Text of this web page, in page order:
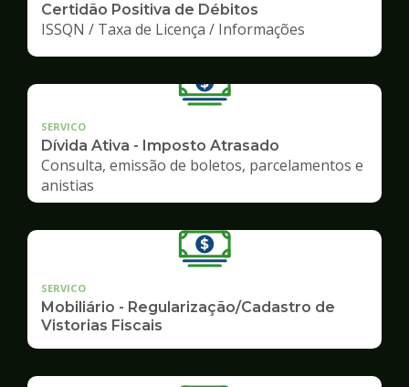
Certidão Positiva de Débitos
ISSQN / Taxa de Licença / Informações
SERVICO
Dívida Ativa - Imposto Atrasado
Consulta, emissão de boletos, parcelamentos e
anistias
SERVICO
Mobiliário - Regularização/Cadastro de
Vistorias Fiscais